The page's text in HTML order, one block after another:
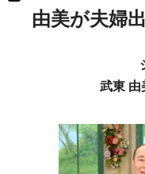
由美が夫婦
武東